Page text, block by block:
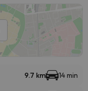
9.7 km 14 min